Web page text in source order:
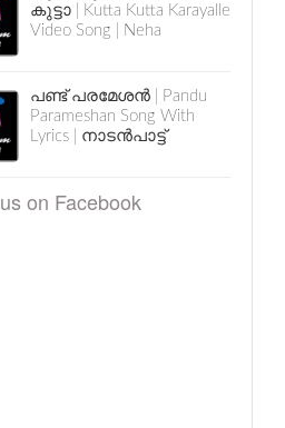
കുട്ടാ | Kutta Kutta Karayalle
Video Song | Neha
പണ്ട് പരമേശൻ | Pandu
Parameshan Song With
Lyrics | നാടൻപാട്ട്
us on Facebook